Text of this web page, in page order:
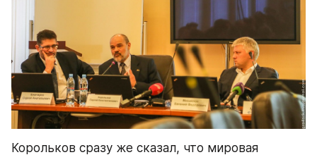
Корольков сразу же сказал, что мировая